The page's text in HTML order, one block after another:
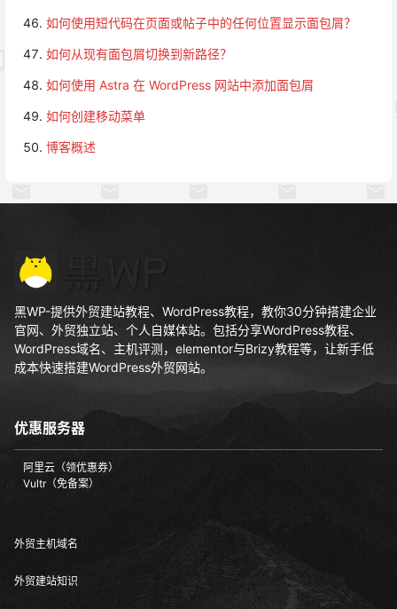
如何使用短代码在页面或帖子中的任何位置显示面包屑？
如何从现有面包屑切换到新路径？
如何使用 Astra 在 WordPress 网站中添加面包屑
如何创建移动菜单
博客概述
黑WP-提供外贸建站教程、WordPress教程，教你30分钟搭建企业
官网、外贸独立站、个人自媒体站。包括分享WordPress教程、
WordPress域名、主机评测，elementor与Brizy教程等，让新手低
成本快速搭建WordPress外贸网站。
优惠服务器
阿里云（领优惠券）
Vultr（免备案）
外贸主机域名
外贸建站知识